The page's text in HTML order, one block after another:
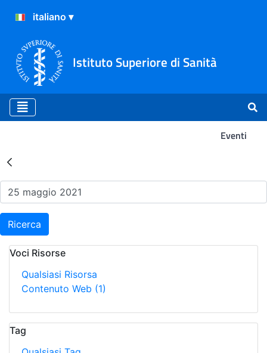
Istituto Superiore di Sanità
Eventi
Risultati della Ricerca -
Ricerca
Voci Risorse
Qualsiasi Risorsa
Contenuto Web (1)
Tag